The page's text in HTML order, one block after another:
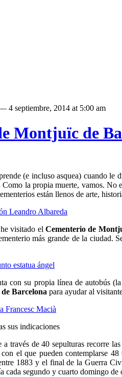
4 septiembre, 2014 at 5:00 am
Montjuïc de
(e incluso asquea) cuando le
la propia muerte, vamos.
están llenos de arte,
he visitado elCementerio de
más grande de la
con su propia línea de autobús
Barcelona para ayudar al
sus indicaciones
a través de 40 sepulturas recorre
el que pueden contemplarse
1883 y el final de la Guerra
cada segundo y cuarto domingo de